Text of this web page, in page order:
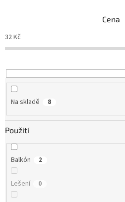
o
d
k
t
Cena
32Kč
Na skladě 8
Použití
Balkón 2
Lešení 0